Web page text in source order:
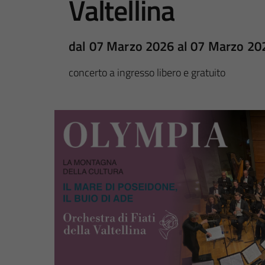
Valtellina
dal 07 Marzo 2026 al 07 Marzo
concerto a ingresso libero e gratuito